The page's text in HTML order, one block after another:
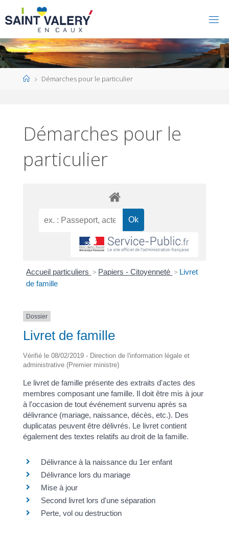
HomeDémarches pour le particulier
Démarches pour le
particulier
Accueil particuliers > Papiers - Citoyenneté > Livret
de famille
Dossier
Livret de famille
Vérifié le 08/02/2019 - Direction de l'information légale et
administrative (Premier ministre)
Le livret de famille présente des extraits d'actes des
membres composant une famille. Il doit être mis à jour
à l'occasion de tout événement survenu après sa
délivrance (mariage, naissance, décès, etc.). Des
duplicatas peuvent être délivrés. Le livret contient
également des textes relatifs au droit de la famille.
Délivrance à la naissance du 1er enfant
Délivrance lors du mariage
Mise à jour
Second livret lors d'une séparation
Perte, vol ou destruction